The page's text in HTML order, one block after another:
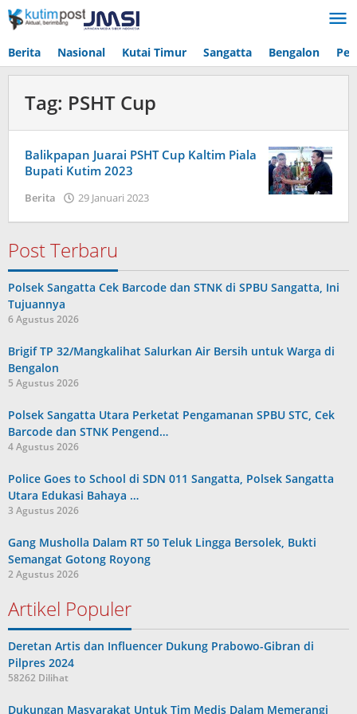
Lewati
ke
Berita Nasional Kutai Timur Sangatta Bengalon
Tag: PSHT Cup
Balikpapan Juarai PSHT Cup Kaltim Piala
Bupati Kutim 2023
Berita 29 Januari 2023
Post Terbaru
Polsek Sangatta Cek Barcode dan STNK di SPBU Sangatta, Ini
Tujuannya
6 Agustus 2026
Brigif TP 32/Mangkalihat Salurkan Air Bersih untuk Warga di
Bengalon
5 Agustus 2026
Polsek Sangatta Utara Perketat Pengamanan SPBU STC, Cek
Barcode dan STNK Pengend…
4 Agustus 2026
Police Goes to School di SDN 011 Sangatta, Polsek Sangatta
Utara Edukasi Bahaya …
3 Agustus 2026
Gang Musholla Dalam RT 50 Teluk Lingga Bersolek, Bukti
Semangat Gotong Royong
2 Agustus 2026
Artikel Populer
Deretan Artis dan Influencer Dukung Prabowo-Gibran di
Pilpres 2024
58262 Dilihat
Dukungan Masyarakat Untuk Tim Medis Dalam Memerangi